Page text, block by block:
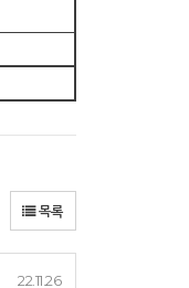
목록
22.11.26